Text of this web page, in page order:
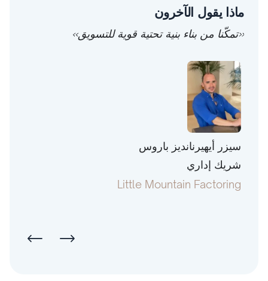
ماذا يقول الآخرون
«تمكّنا من بناء بنية تحتية قوية للتسويق»
سيزر أيهيرنانديز باروس
شريك إداري
Little Mountain Factoring